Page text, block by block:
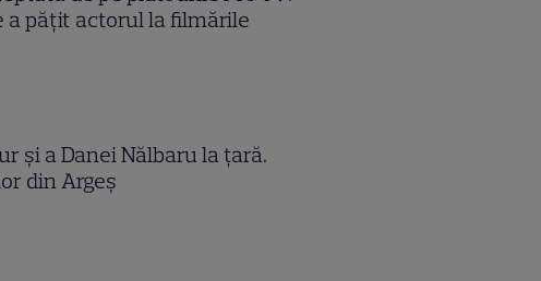
a pățit actorul la filmările
și a Danei Nălbaru la țară.
din Argeș